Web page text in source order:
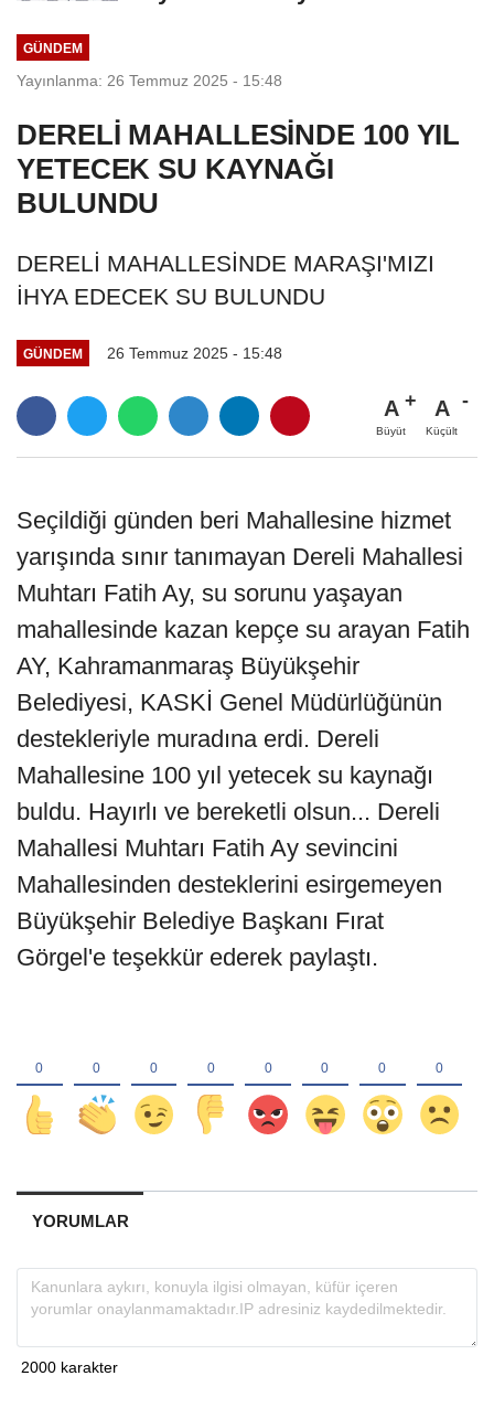
GÜNDEM
Yayınlanma: 26 Temmuz 2025 - 15:48
DERELİ MAHALLESİNDE 100 YIL
YETECEK SU KAYNAĞI
BULUNDU
DERELİ MAHALLESİNDE MARAŞI'MIZI
İHYA EDECEK SU BULUNDU
GÜNDEM 26 Temmuz 2025 - 15:48
A
Büyüt
A
Küçült
Seçildiği günden beri Mahallesine hizmet
yarışında sınır tanımayan Dereli Mahallesi
Muhtarı Fatih Ay, su sorunu yaşayan
mahallesinde kazan kepçe su arayan Fatih
AY, Kahramanmaraş Büyükşehir
Belediyesi, KASKİ Genel Müdürlüğünün
destekleriyle muradına erdi. Dereli
Mahallesine 100 yıl yetecek su kaynağı
buldu. Hayırlı ve bereketli olsun... Dereli
Mahallesi Muhtarı Fatih Ay sevincini
Mahallesinden desteklerini esirgemeyen
Büyükşehir Belediye Başkanı Fırat
Görgel'e teşekkür ederek paylaştı.
YORUMLAR